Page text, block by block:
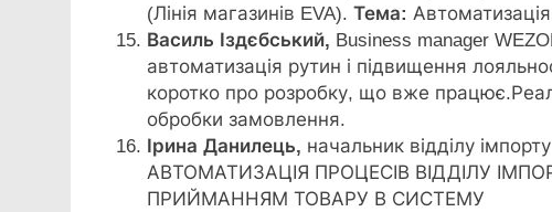
(Лінія магазинів EVA). Тема:
Василь Іздєбський, Business manager
автоматизація рутин і підвищення
коротко про розробку, що вже
обробки замовлення.
Ірина Данилець, начальник відділу
АВТОМАТИЗАЦІЯ ПРОЦЕСІВ ВІДДІЛУ
ПРИЙМАННЯМ ТОВАРУ В СИСТЕМУ